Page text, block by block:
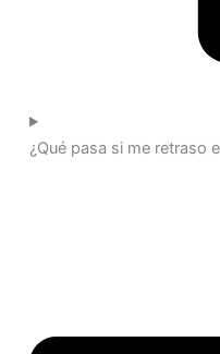
¿Qué pasa si me retraso